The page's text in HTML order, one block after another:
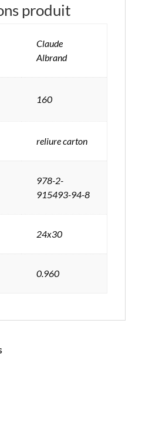
produit
Claude
Albrand
160
reliure carton
978-2-
915493-94-8
24x30
0.960